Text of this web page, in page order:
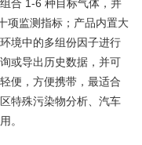
合 1-6 种目标气体，并
项监测指标；产品内置大
境中的多组份因子进行
或导出历史数据，并可
便，方便携带，最适合
特殊污染物分析、汽车
。